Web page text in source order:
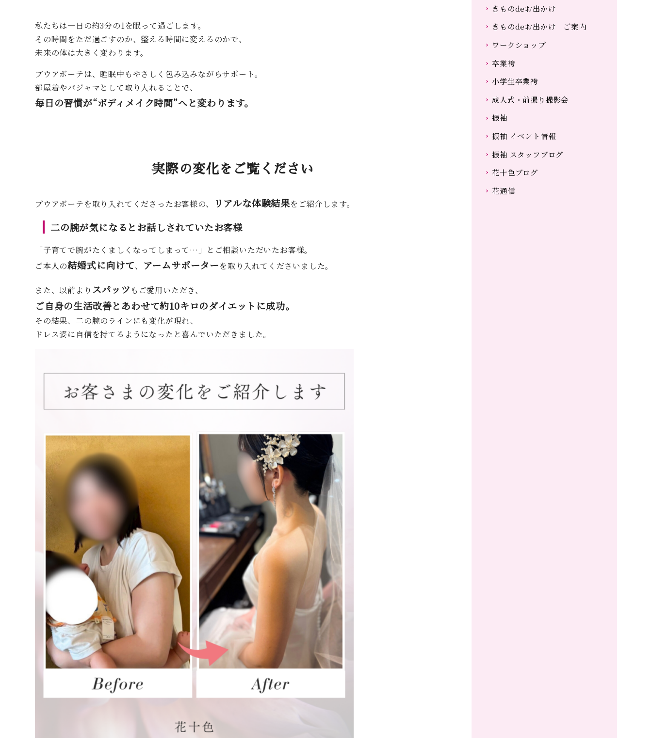
私たちは一日の約3分の1を眠って過ごします。
その時間をただ過ごすのか、整える時間に変えるのかで、
未来の体は大きく変わります。
プウアボーテは、睡眠中もやさしく包み込みながらサポート。
部屋着やパジャマとして取り入れることで、
毎日の習慣が“ボディメイク時間”へと変わります。
実際の変化をご覧ください
プウアボーテを取り入れてくださったお客様の、 リアルな体験結果をご紹介します。
二の腕が気になるとお話しされていたお客様
「子育てで腕がたくましくなってしまって…」とご相談いただいたお客様。
ご本人の結婚式に向けて、 アームサポーターを取り入れてくださいました。
また、以前より スパッツ もご愛用いただき、
ご自身の生活改善とあわせて約10キロのダイエットに成功。
その結果、二の腕のラインにも変化が現れ、
ドレス姿に自信を持てるようになったと喜んでいただきました。
きものdeお出かけ
きものdeお出かけ ご案内
ワークショップ
卒業袴
小学生卒業袴
成人式・前撮り撮影会
振袖
振袖 イベント情報
振袖 スタッフブログ
花十色ブログ
花通信